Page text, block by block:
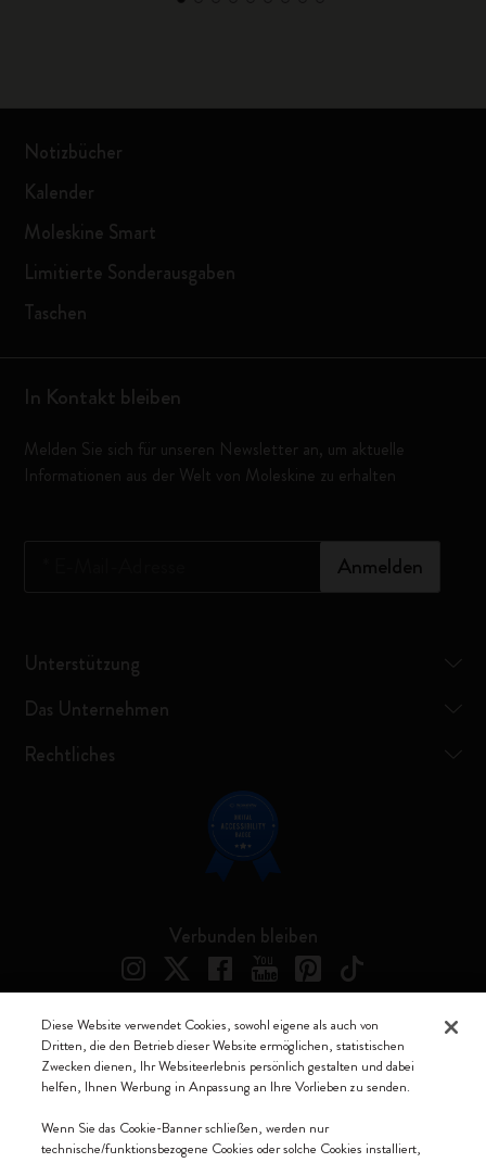
Notizbücher
Kalender
Moleskine Smart
Limitierte Sonderausgaben
Taschen
In Kontakt bleiben
Melden Sie sich für unseren Newsletter an, um aktuelle
Informationen aus der Welt von Moleskine zu erhalten
Anmelden
Unterstützung
Das Unternehmen
Rechtliches
Verbunden bleiben
Moleskine ® ist ein eingetragenes Warenzeichen von Moleskine Srl a
socio unico
Italia - P. IVA / CCIAA n. 07234480965 - REA MI 1945400 - Cap.
Soc. €2.181.513,42
Diese Website verwendet Cookies, sowohl eigene als auch von
Dritten, die den Betrieb dieser Website ermöglichen, statistischen
Zwecken dienen, Ihr Websiteerlebnis persönlich gestalten und dabei
helfen, Ihnen Werbung in Anpassung an Ihre Vorlieben zu senden.
Wenn Sie das Cookie-Banner schließen, werden nur
technische/funktionsbezogene Cookies oder solche Cookies installiert,